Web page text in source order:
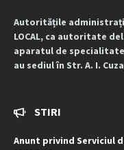
Autoritățile
LOCAL, ca autoritate
aparatul de
au sediul în Str. A. I.
STIRI
Anunt privind Serviciul